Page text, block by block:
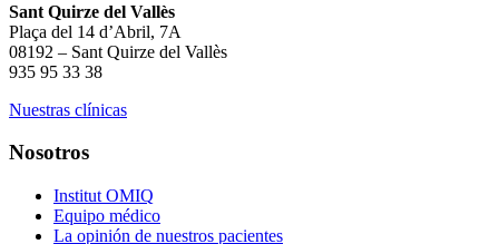
Sant Quirze del Vallès
Plaça del 14 d’Abril, 7A
08192 – Sant Quirze del Vallès
935 95 33 38
Nuestras clínicas
Nosotros
Institut OMIQ
Equipo médico
La opinión de nuestros pacientes